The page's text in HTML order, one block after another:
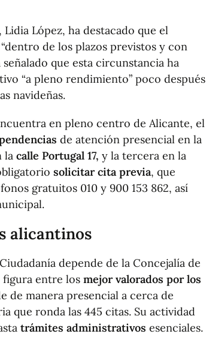
López, ha destacado que el
de los plazos previstos y con
que esta circunstancia ha
“a pleno rendimiento” poco después
navideñas.
en pleno centro de Alicante, el
de atención presencial en la
la calle Portugal 17, y la tercera en la
solicitar cita previa, que
gratuitos 010 y 900 153 862, así
alicantinos
depende de la Concejalía de
figura entre los mejor valorados por los
de manera presencial a cerca de
que ronda las 445 citas. Su actividad
trámites administrativos esenciales.